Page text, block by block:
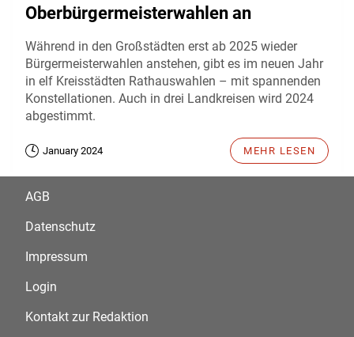
Oberbürgermeisterwahlen an
Während in den Großstädten erst ab 2025 wieder
Bürgermeisterwahlen anstehen, gibt es im neuen Jahr
in elf Kreisstädten Rathauswahlen – mit spannenden
Konstellationen. Auch in drei Landkreisen wird 2024
abgestimmt.
January 2024 MEHR LESEN
AGB
Datenschutz
Impressum
Login
Kontakt zur Redaktion